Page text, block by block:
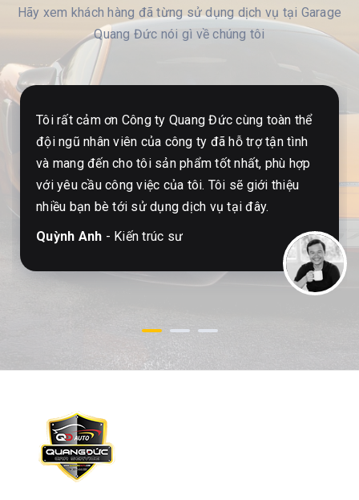
Hãy xem khách hàng đã từng sử dụng dịch vụ tại Garage
Quang Đức nói gì về chúng tôi
Tôi rất cảm ơn Công ty Quang Đức cùng toàn thể
đội ngũ nhân viên của công ty đã hỗ trợ tận tình
và mang đến cho tôi sản phẩm tốt nhất, phù hợp
với yêu cầu công việc của tôi. Tôi sẽ giới thiệu
nhiều bạn bè tới sử dụng dịch vụ tại đây.
Quỳnh Anh - Kiến trúc sư